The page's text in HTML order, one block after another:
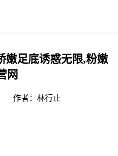
嫩足底诱惑无限,粉嫩
网
作者： 林行止